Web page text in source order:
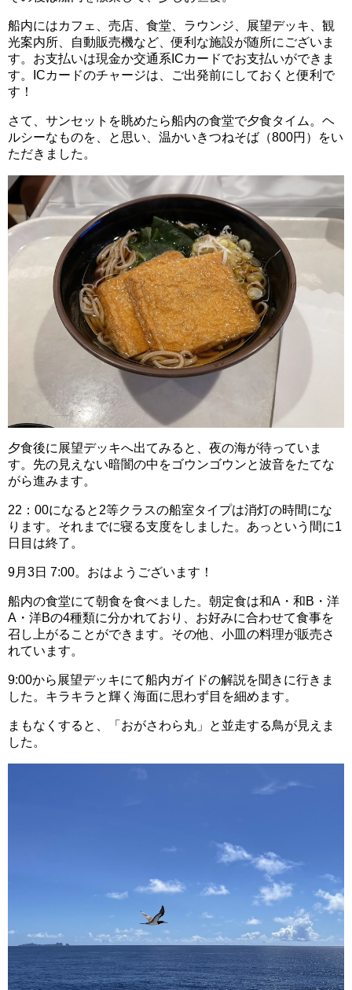
船内にはカフェ、売店、食堂、ラウンジ、展望デッキ、観
光案内所、自動販売機など、便利な施設が随所にございま
す。お支払いは現金か交通系ICカードでお支払いができま
す。ICカードのチャージは、ご出発前にしておくと便利で
す！
さて、サンセットを眺めたら船内の食堂で夕食タイム。ヘ
ルシーなものを、と思い、温かいきつねそば（800円）をい
ただきました。
夕食後に展望デッキへ出てみると、夜の海が待っていま
す。先の見えない暗闇の中をゴウンゴウンと波音をたてな
がら進みます。
22：00になると2等クラスの船室タイプは消灯の時間にな
ります。それまでに寝る支度をしました。あっという間に1
日目は終了。
9月3日 7:00。おはようございます！
船内の食堂にて朝食を食べました。朝定食は和A・和B・洋
A・洋Bの4種類に分かれており、お好みに合わせて食事を
召し上がることができます。その他、小皿の料理が販売さ
れています。
9:00から展望デッキにて船内ガイドの解説を聞きに行きま
した。キラキラと輝く海面に思わず目を細めます。
まもなくすると、「おがさわら丸」と並走する鳥が見えま
した。